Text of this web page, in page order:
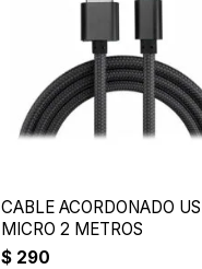
CABLE ACORDONADO
MICRO 2 METROS
$290